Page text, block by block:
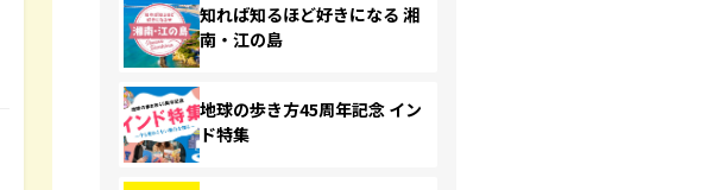
知れば知るほど好きになる 湘
南・江の島
地球の歩き方45周年記念 イン
ド特集